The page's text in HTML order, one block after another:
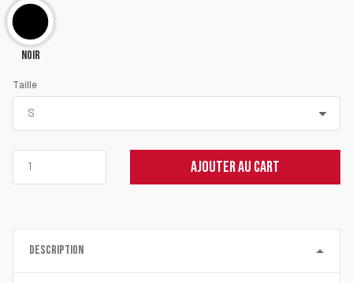
Noir
Taille
AJOUTER AU CART
DESCRIPTION